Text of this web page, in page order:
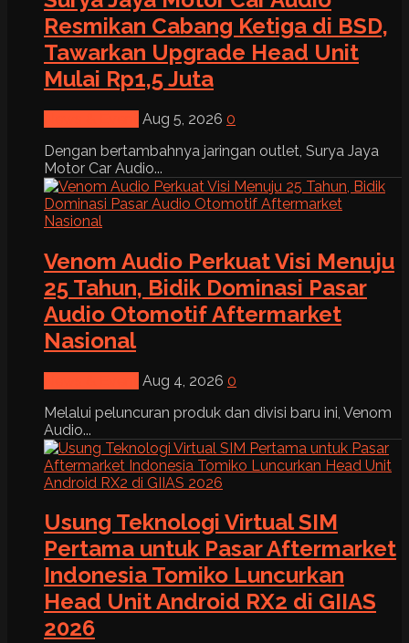
Resmikan Cabang Ketiga di BSD,
Tawarkan Upgrade Head Unit
Mulai Rp1,5 Juta
Aug 5, 2026 0
Dengan bertambahnya jaringan outlet, Surya Jaya
Motor Car Audio...
Venom Audio Perkuat Visi Menuju
25 Tahun, Bidik Dominasi Pasar
Audio Otomotif Aftermarket
Nasional
Aug 4, 2026 0
Melalui peluncuran produk dan divisi baru ini, Venom
Audio...
Usung Teknologi Virtual SIM
Pertama untuk Pasar Aftermarket
Indonesia Tomiko Luncurkan
Head Unit Android RX2 di GIIAS
2026